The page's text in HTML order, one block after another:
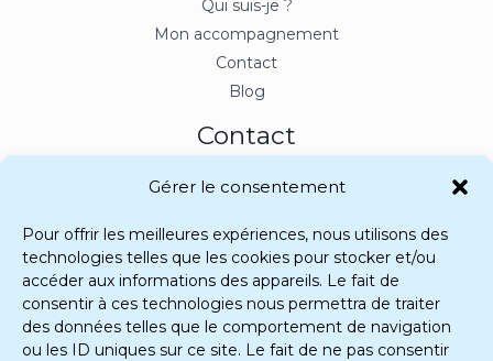
Gérer le consentement
Pour offrir les meilleures expériences, nous utilisons des
technologies telles que les cookies pour stocker et/ou
accéder aux informations des appareils. Le fait de
consentir à ces technologies nous permettra de traiter
des données telles que le comportement de navigation
ou les ID uniques sur ce site. Le fait de ne pas consentir
Qui suis-je ?
Mon accompagnement
Contact
Blog
Contact
Accompagnement 100% distanciel • Secteur Bergerac
+33 6 79 04 10 46